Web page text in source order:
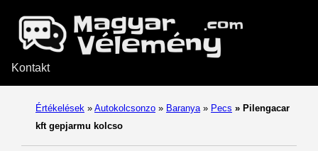
Kontakt
Értékelések » Autokolcsonzo » Baranya » Pecs » Pilengacar
kft gepjarmu kolcso